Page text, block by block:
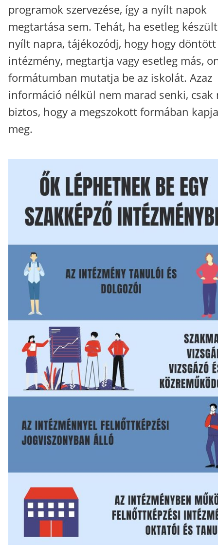
programok szervezése, így a nyílt napok
megtartása sem. Tehát, ha esetleg
nyílt napra, tájékozódj, hogy hogy döntött
intézmény, megtartja vagy esetleg más,
formátumban mutatja be az iskolát. Azaz
információ nélkül nem marad senki, csak
biztos, hogy a megszokott formában kapja
meg.